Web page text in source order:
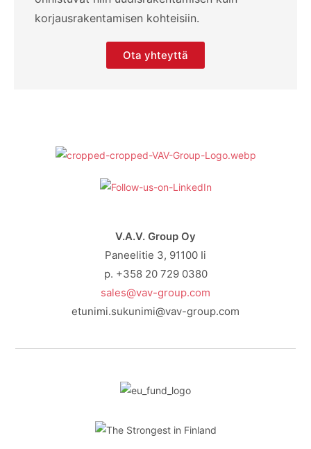
korjausrakentamisen kohteisiin.
Ota yhteyttä
V.A.V. Group Oy
Paneelitie 3, 91100 Ii
p. +358 20 729 0380
sales@vav-group.com
etunimi.sukunimi@vav-group.com